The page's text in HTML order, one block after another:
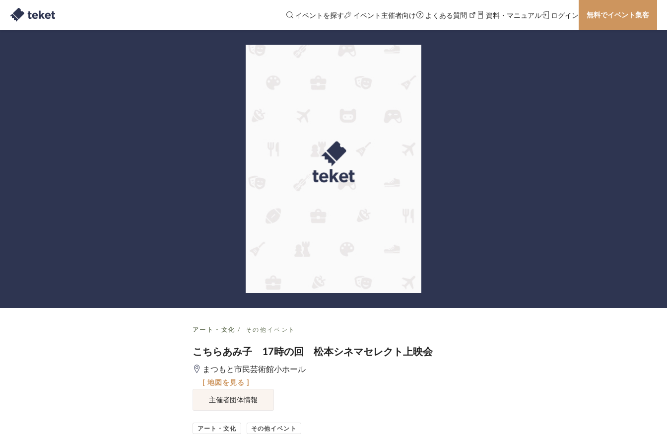
イベントを探す イベント主催者向け よくある質問 資料・マニュアル ログイン 無料でイベント集客
アート・文化 その他イベント
こちらあみ子 17時の回 松本シネマセレクト上映会
まつもと市民芸術館小ホール
[ 地図を見る ]
主催者団体情報
アート・文化 その他イベント